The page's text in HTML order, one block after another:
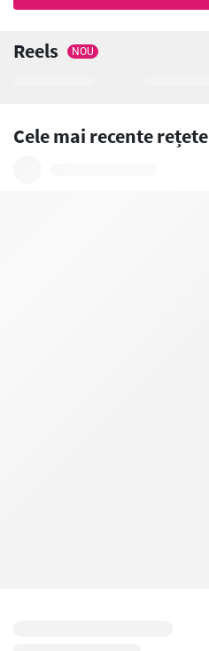
Reels NOU
Cele mai recente rețete